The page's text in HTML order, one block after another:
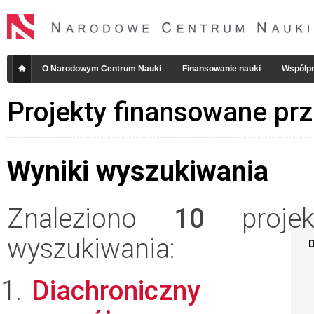
O Narodowym Centrum Nauki Finansowanie nauki
Projekty finansowane
Wyniki wyszukiwania
Znaleziono 10
wyszukiwania:
Diachroniczny